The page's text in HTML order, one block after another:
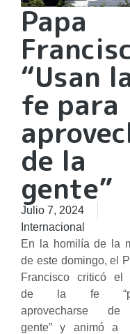
Papa
“Usan
fe para
de la
gente”
Julio 7, 2024
Internacional
En la homilía de la
de este domingo, el
Francisco criticó el
de la fe
aprovecharse
gente” y animó a